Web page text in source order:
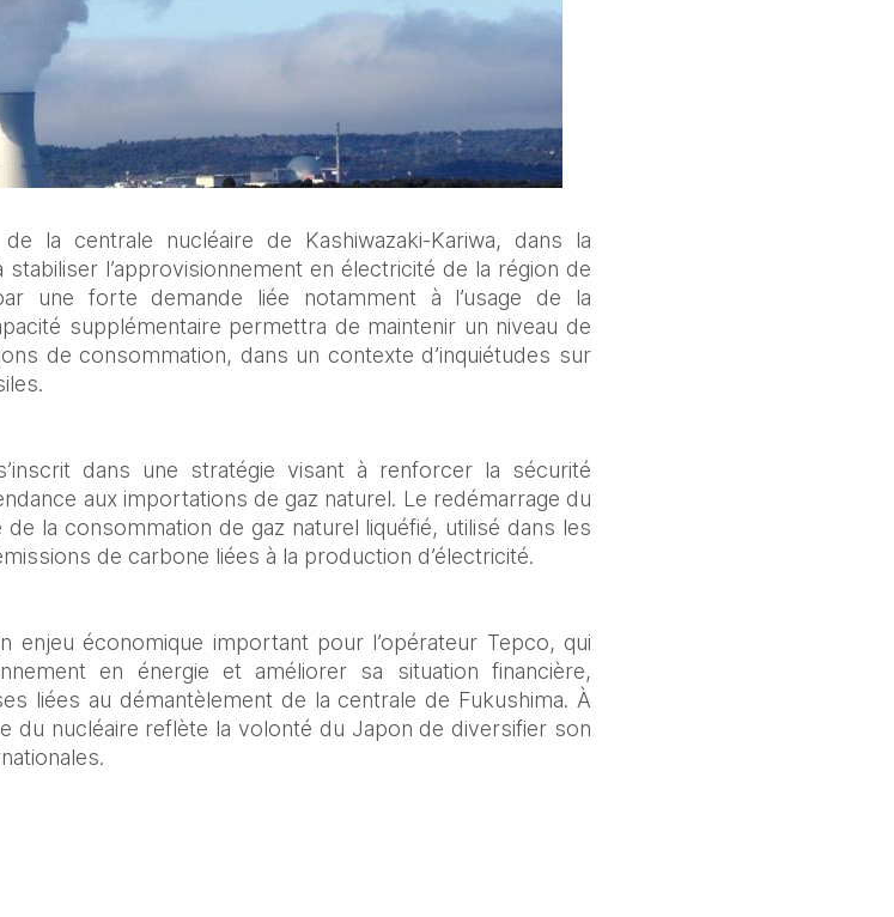
la centrale nucléaire de Kashiwazaki-Kariwa, dans la
l’approvisionnement en électricité de la région de
une forte demande liée notamment à l’usage de la
supplémentaire permettra de maintenir un niveau de
de consommation, dans un contexte d’inquiétudes sur
dans une stratégie visant à renforcer la sécurité
aux importations de gaz naturel. Le redémarrage du
la consommation de gaz naturel liquéfié, utilisé dans les
de carbone liées à la production d’électricité.
enjeu économique important pour l’opérateur Tepco, qui
en énergie et améliorer sa situation financière,
liées au démantèlement de la centrale de Fukushima. À
du nucléaire reflète la volonté du Japon de diversifier son